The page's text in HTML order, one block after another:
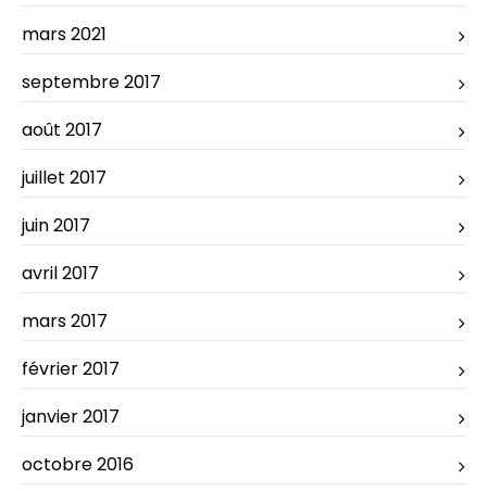
mars 2021
septembre 2017
août 2017
juillet 2017
juin 2017
avril 2017
mars 2017
février 2017
janvier 2017
octobre 2016